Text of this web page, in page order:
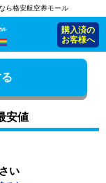
ら格安航空券モール
購入済の
お客様へ
安値
い